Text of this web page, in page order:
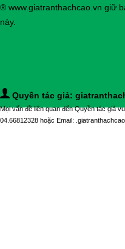
® www.giatranthachcao.vn giữ
này.
Quyền tác giả:
Mọi vấn đề liên quan đến Quyền tác giả
04.66812328 hoặc Email: